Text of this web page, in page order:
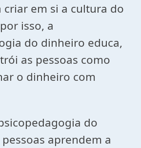
criar em si a cultura do
isso, a
do dinheiro educa,
as pessoas como
o dinheiro com
do
aprendem a